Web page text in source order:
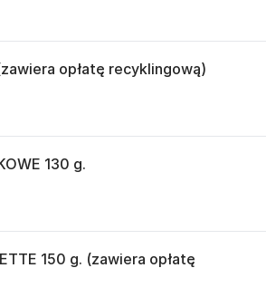
opłatę recyklingową)
130 g.
150 g. (zawiera opłatę